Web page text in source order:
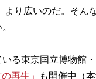
り広いのだ。そん
る東京国立博物館
再生」
も開催中（